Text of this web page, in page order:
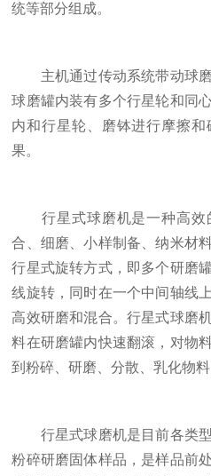
统等部分组成。
主机通过传动系统带动球磨
球磨罐内装有多个行星轮和同
内和行星轮、磨钵进行摩擦
果。
行星式球磨机是一种高效
合、细磨、小样制备、纳米材
行星式旋转方式，即多个研磨
线旋转，同时在一个中间轴线
高效研磨和混合。行星式球磨
料在研磨罐内快速翻滚，对物
到粉碎、研磨、分散、乳化物料
行星式球磨机是目前各类型
粉碎研磨固体样品，是样品前